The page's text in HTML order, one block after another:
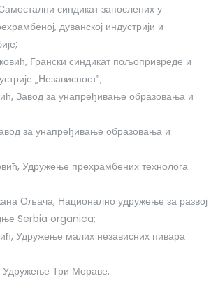
синдикат запослених у
дуванској индустрији и
Грански синдикат пољопривреде и
„Независност‟;
Завод за унапређивање образовања и
за унапређивање образовања и
Удружење прехрамбених технолога
Ољача, Национално удружење за развој
Serbia organica;
Удружење малих независних пивара
Удружење Три Мораве.